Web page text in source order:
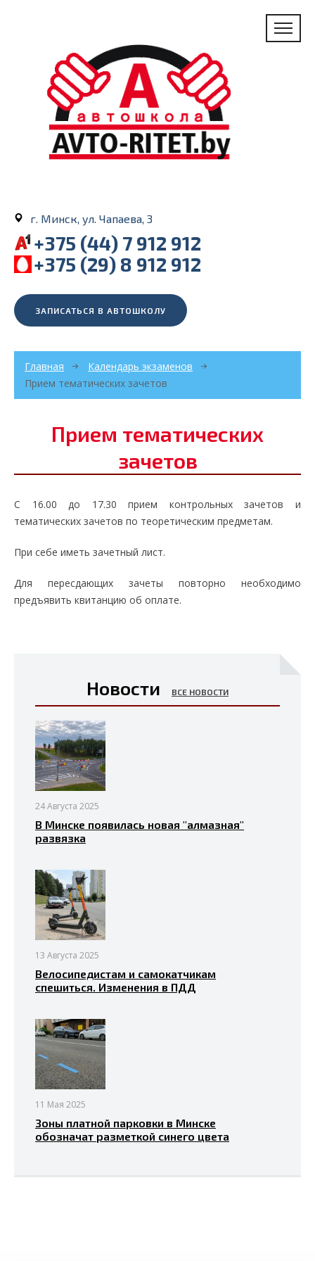
г. Минск, ул. Чапаева, 3
+375 (44) 7 912 912
+375 (29) 8 912 912
ЗАПИСАТЬСЯ В АВТОШКОЛУ
Главная
Календарь экзаменов
Прием тематических зачетов
Прием тематических
зачетов
С 16.00 до 17.30 прием контрольных зачетов и
тематических зачетов по теоретическим предметам.
При себе иметь зачетный лист.
Для пересдающих зачеты повторно необходимо
предъявить квитанцию об оплате.
Новости ВСЕ НОВОСТИ
24 Августа 2025
В Минске появилась новая "алмазная"
развязка
13 Августа 2025
Велосипедистам и самокатчикам
спешиться. Изменения в ПДД
11 Мая 2025
Зоны платной парковки в Минске
обозначат разметкой синего цвета